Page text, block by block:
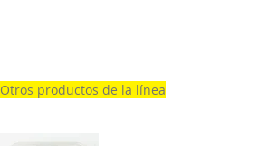
Otros productos de la línea